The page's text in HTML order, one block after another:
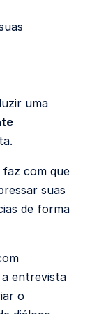
uma
com que
suas
de forma
a entrevista
o